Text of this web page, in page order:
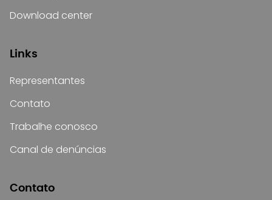
Download center
Links
Representantes
Contato
Trabalhe conosco
Canal de denúncias
Contato